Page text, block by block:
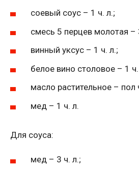
соевый соус – 1 ч. л.;
смесь 5 перцев молотая
винный уксус – 1 ч. л.;
белое вино столовое – 1 ч.
масло растительное –
мед – 1 ч. л.
Для соуса:
мед – 3 ч. л.;